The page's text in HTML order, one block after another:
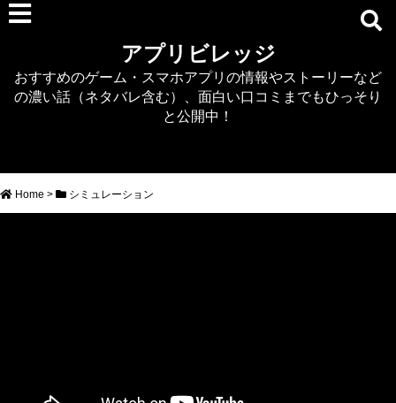
デタリキZ
アナザーエデン
ノベル
アプリビレッジ
おすすめのゲーム・スマホアプリの情報やストーリーなど
の濃い話（ネタバレ含む）、面白い口コミまでもひっそり
と公開中！
Home > シミュレーション